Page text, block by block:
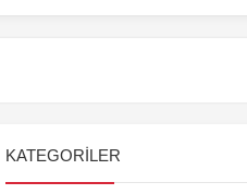
KATEGORILER